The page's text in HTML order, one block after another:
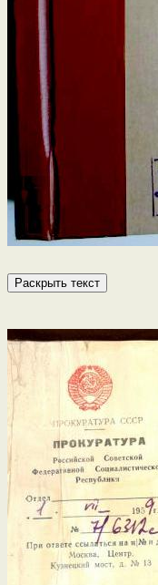
Раскрыть текст